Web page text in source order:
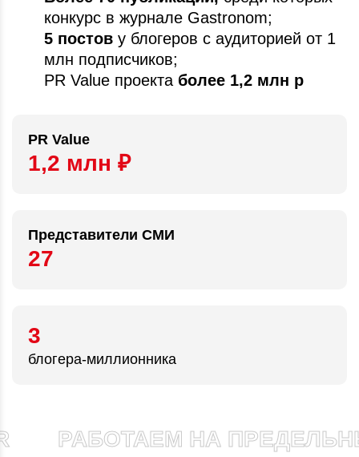
конкурс в журнале Gastronom;
5 постов у блогеров с аудиторией от 1
млн подписчиков;
PR Value проекта более 1,2 млн р
PR Value
1,2 млн ₽
Представители СМИ
27
3
блогера-миллионника
РАБОТАЕМ НА